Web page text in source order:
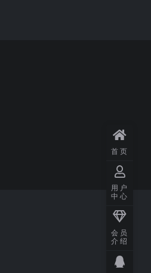
首页
用户
中心
会员
介绍